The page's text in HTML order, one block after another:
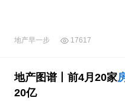
地产早一步 17617
地产图谱丨前4月20家
20亿